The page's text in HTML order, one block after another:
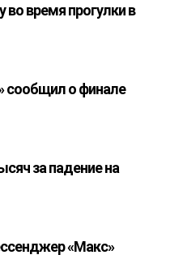
во время прогулки в
сообщил о финале
за падение на
«Макс»